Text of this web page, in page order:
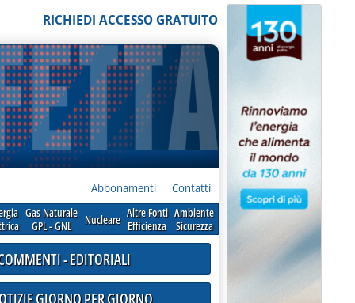
RICHIEDI ACCESSO GRATUITO
Abbonamenti Contatti
Gas Naturale
GPL - GNL
Nucleare Altre Fonti
Efficienza
Ambiente
Sicurezza
- EDITORIALI
GIORNO PER GIORNO